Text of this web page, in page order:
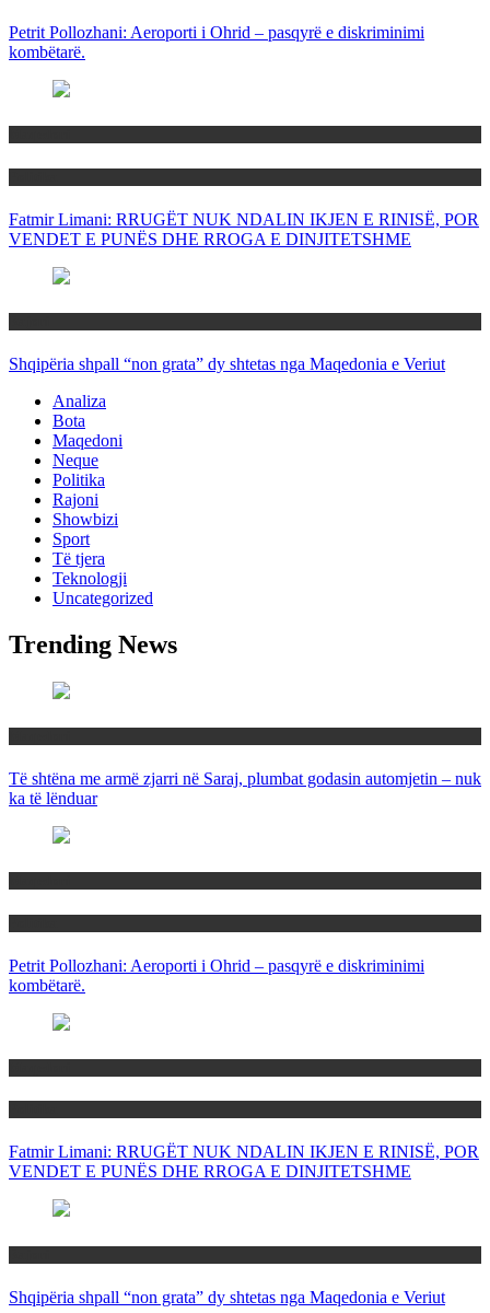
Petrit Pollozhani: Aeroporti i Ohrid – pasqyrë e diskriminimi
kombëtarë.
Fatmir Limani: RRUGËT NUK NDALIN IKJEN E RINISË, POR
VENDET E PUNËS DHE RROGA E DINJITETSHME
Shqipëria shpall “non grata” dy shtetas nga Maqedonia e Veriut
Analiza
Bota
Maqedoni
Neque
Politika
Rajoni
Showbizi
Sport
Të tjera
Teknologji
Uncategorized
Trending News
Të shtëna me armë zjarri në Saraj, plumbat godasin automjetin – nuk
ka të lënduar
Petrit Pollozhani: Aeroporti i Ohrid – pasqyrë e diskriminimi
kombëtarë.
Fatmir Limani: RRUGËT NUK NDALIN IKJEN E RINISË, POR
VENDET E PUNËS DHE RROGA E DINJITETSHME
Shqipëria shpall “non grata” dy shtetas nga Maqedonia e Veriut